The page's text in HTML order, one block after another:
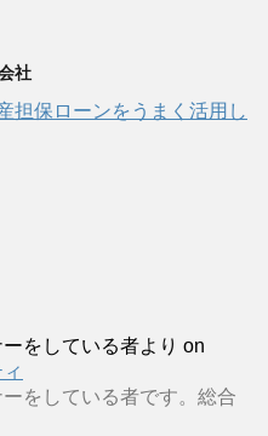
社
担保ローンをうまく活用し
をしている者より on
をしている者です。総合